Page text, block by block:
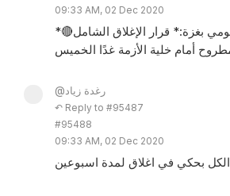
09:33 AM, 02 Dec 2020
*🔴متابعة | الإعلام الحكومي بغزة:* قرار الإغلاق الشامل
@رغدة زياد
↶ Reply to #95487
#95488
09:33 AM, 02 Dec 2020
الكل بحكي في اغلاق لمدة اسبوعين